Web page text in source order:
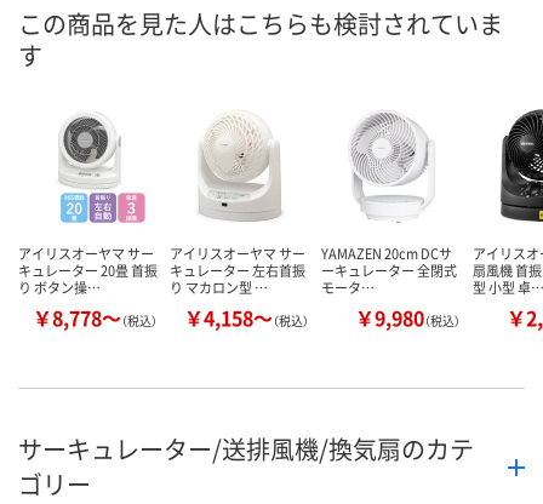
この商品を見た人はこちらも検討されていま
す
アイリスオーヤマ サー
キュレーター 20畳 首振
り ボタン操…
￥8,778～（税込）
アイリスオーヤマ サー
キュレーター 左右首振
り マカロン型 …
￥4,158～（税込）
YAMAZEN 20cm DCサ
ーキュレーター 全閉式
モータ…
￥9,980（税込）
アイリス
扇風機 首
型 小型 卓…
￥
サーキュレーター/送排風機/換気扇のカテ
ゴリー